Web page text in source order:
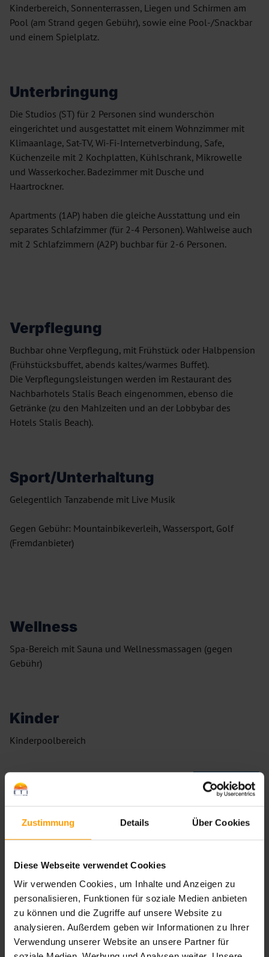
Zustimmung Details Über Cookies
Diese Webseite verwendet Cookies
Wir verwenden Cookies, um Inhalte und Anzeigen zu
personalisieren, Funktionen für soziale Medien anbieten
zu können und die Zugriffe auf unsere Website zu
analysieren. Außerdem geben wir Informationen zu Ihrer
Verwendung unserer Website an unsere Partner für
Kinderbereich, Sonnenterrassen, Liegen und Schirmen am
Pool (am Strand gegen Gebühr), sowie eine Pool-/Snackbar
und einem Spielplatz.
Unterbringung
Die Studios (ST) für 2 Personen sind wunderschön
eingerichtet und ausgestattet mit einem Wohnzimmer mit
Klimaanlage, Sat-TV, Wi-Fi-Internetverbindung, Safe,
Küchenzeile mit 2 Kochplatten, Kühlschrank, Mikrowelle
und Wasserkocher. Badezimmer mit Dusche und
Haartrockner.
Apartments (1AP) haben die gleiche Ausstattung und ein
separates Schlafzimmer (für 2-4 Personen). Wahlweise auch
mit 2 Schlafzimmern (A2P) buchbar für 2-6 Personen.
Verpflegung
Buchbar ohne Verpflegung, mit Frühstück oder Halbpension
(Frühstücksbuffet, abends kaltes/warmes Buffet).
Die Verpflegungsleistungen werden im Restaurant des
Nachbarhotels Stalis Beach eingenommen, ebenso die
Getränke (zu den Mahlzeiten und an der Lobbybar des
Hotels Stalis Beach).
Sport/Unterhaltung
Gelegentlich Tanzabende mit Live Musik
Gegen Gebühr: Mountainbikeverleih, Wassersport, Golf
(Fremdanbieter)
Wellness
Spa-Bereich mit Sauna und Wellnessmassagen (gegen
Gebühr)
Kinder
Kinderpoolbereich
Bewertungen
—/6 —Bewertungen
Bewertungen werden geladen ...